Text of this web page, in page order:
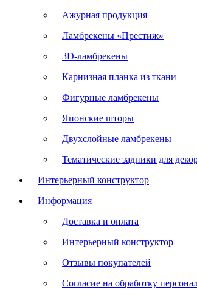
Ажурная продукция
Ламбрекены «Престиж»
3D-ламбрекены
Карнизная планка из ткани
Фигурные ламбрекены
Японские шторы
Двухслойные ламбрекены
Тематические задники для
Интерьерный конструктор
Информация
Доставка и оплата
Интерьерный конструктор
Отзывы покупателей
Согласие на обработку